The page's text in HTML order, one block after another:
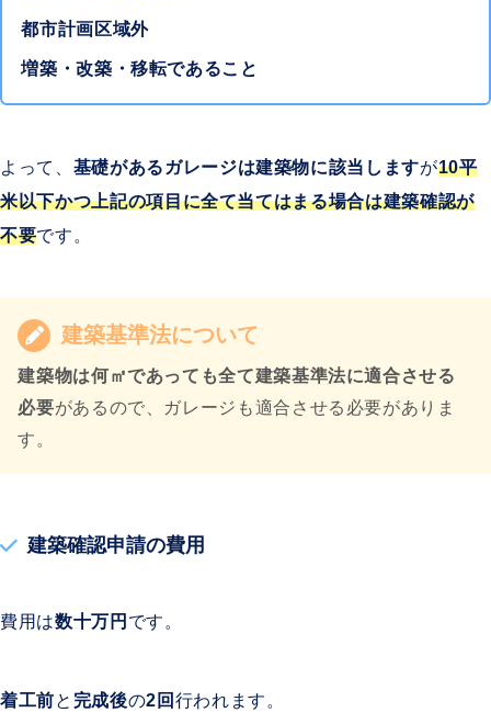
都市計画区域外
増築・改築・移転であること
よって、 基礎があるガレージは建築物に該当しますが10平
米以下かつ上記の項目に全て当てはまる場合は建築確認が
不要です。
建築基準法について
建築物は何㎡であっても全て建築基準法に適合させる
必要があるので、ガレージも適合させる必要がありま
す。
建築確認申請の費用
費用は数十万円 です。
着工前と 完成後の2回 行われます。